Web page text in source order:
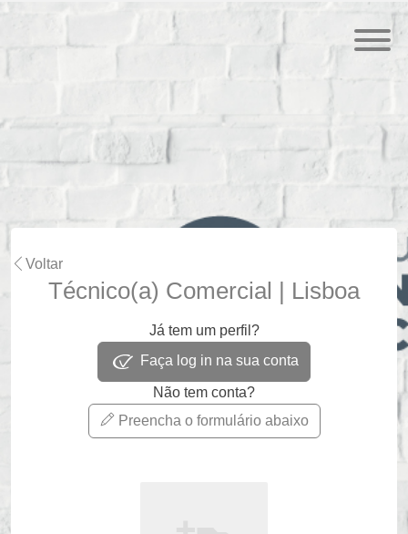
Voltar
Técnico(a) Comercial | Lisboa
Já tem um perfil?
Faça log in na sua conta
Não tem conta?
Preencha o formulário abaixo